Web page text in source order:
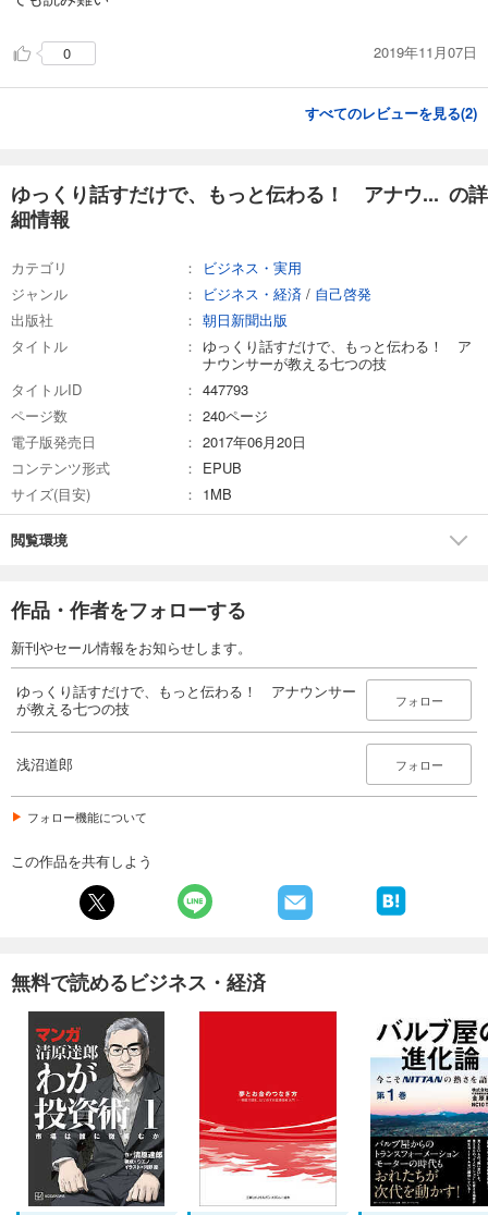
0 2019年11月07日
すべてのレビューを見る(2)
ゆっくり話すだけで、もっと伝わる！ アナウ... の詳
細情報
カテゴリ
ビジネス・実用
ジャンル
ビジネス・経済 / 自己啓発
出版社
朝日新聞出版
タイトル
ゆっくり話すだけで、もっと伝わる！ ア
ナウンサーが教える七つの技
タイトルID
447793
ページ数
240ページ
電子版発売日
2017年06月20日
コンテンツ形式
EPUB
サイズ(目安)
1MB
閲覧環境
作品・作者をフォローする
新刊やセール情報をお知らせします。
ゆっくり話すだけで、もっと伝わる！ アナウンサー
が教える七つの技
フォロー
浅沼道郎 フォロー
フォロー機能について
この作品を共有しよう
無料で読めるビジネス・経済